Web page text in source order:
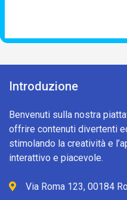
Introduzione
Benvenuti sulla nostra
offrire contenuti divertenti
stimolando la creatività e
interattivo e piacevole.
Via Roma 123, 00184